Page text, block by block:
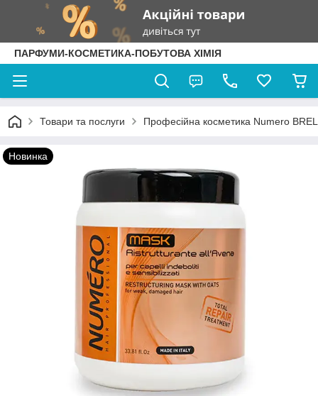
ПАРФУМИ-КОСМЕТИКА-ПОБУТОВА ХІМІЯ
Товари та послуги Професійна косметика Numero
Новинка